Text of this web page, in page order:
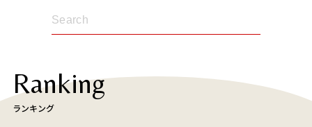
Ranking
ランキング